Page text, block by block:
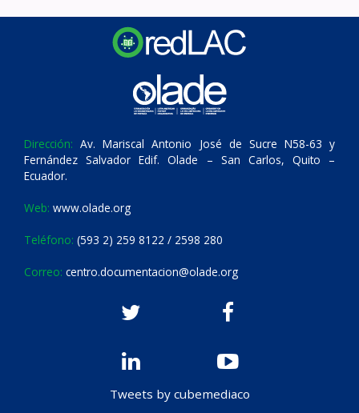
Dirección: Av. Mariscal Antonio José de Sucre N58-63 y
Fernández Salvador Edif. Olade – San Carlos, Quito –
Ecuador.
Web: www.olade.org
Teléfono: (593 2) 259 8122 / 2598 280
Correo: centro.documentacion@olade.org
Tweets by cubemediaco